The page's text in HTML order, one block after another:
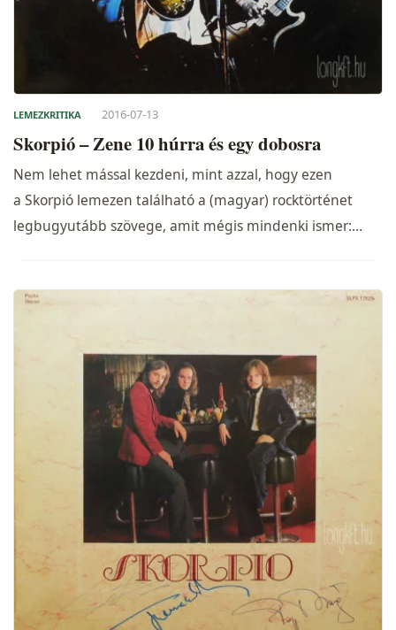
LEMEZKRITIKA 2016-07-13
Skorpió – Zene 10 húrra és egy dobosra
Nem lehet mással kezdeni, mint azzal, hogy ezen
a Skorpió lemezen található a (magyar) rocktörténet
legbugyutább szövege, amit mégis mindenki ismer:…